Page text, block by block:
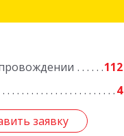
112
4
заявку
Подробнее
заявку